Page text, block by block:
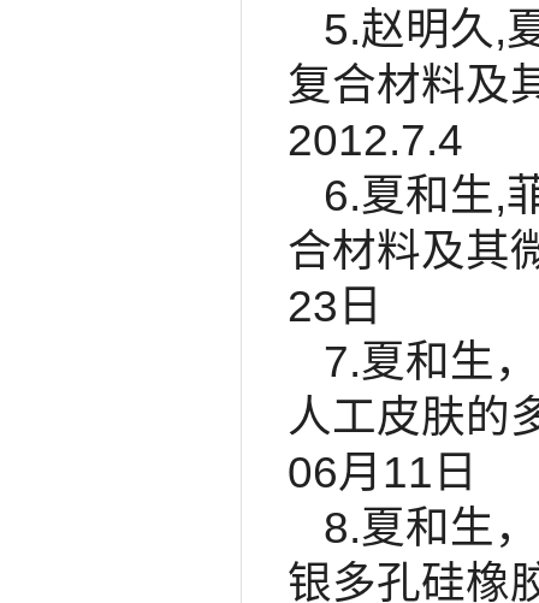
5.赵明久,
复合材料及
2012.7.4
6.夏和生,
合材料及其
23日
7.夏和生
人工皮肤的
06月11日
8.夏和生
银多孔硅橡